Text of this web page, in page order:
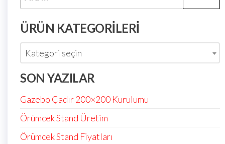
ÜRÜN KATEGORILERI
Kategori seçin
SON YAZILAR
Gazebo Çadır 200×200 Kurulumu
Örümcek Stand Üretim
Örümcek Stand Fiyatları